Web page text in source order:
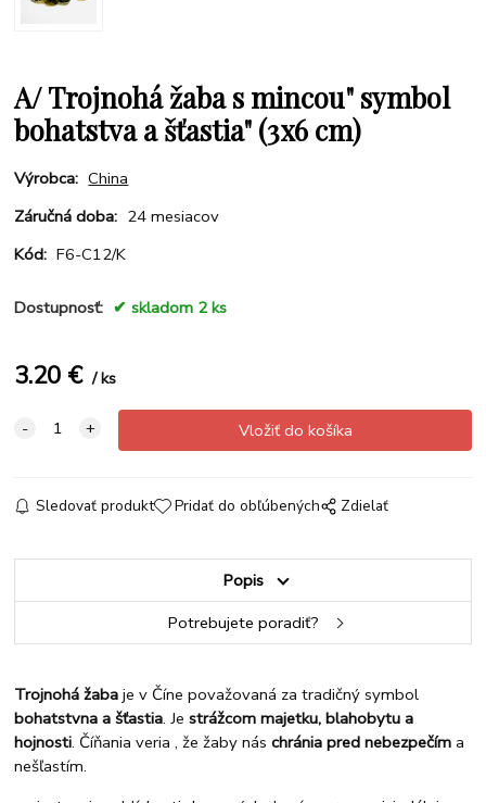
A/ Trojnohá žaba s mincou" symbol
bohatstva a šťastia" (3x6 cm)
Výrobca: China
Záručná doba: 24 mesiacov
Kód: F6-C12/K
Dostupnosť: skladom 2 ks
3.20 € ks
Sledovať produkt Pridať do obľúbených Zdielať
Popis
Potrebujete poradiť?
Trojnohá žaba je v Číne považovaná za tradičný symbol
bohatstvna a šťastia. Jestrážcom majetku, blahobytu a
hojnosti. Číňania veria , že žaby náschránia pred nebezpečím a
nešľastím.